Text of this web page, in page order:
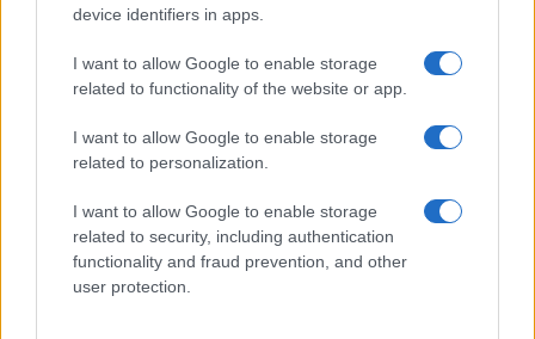
device identifiers in apps.
I want to allow Google to enable storage
related to functionality of the website or app.
I want to allow Google to enable storage
related to personalization.
I want to allow Google to enable storage
related to security, including authentication
functionality and fraud prevention, and other
user protection.
Koncert skupine Delta Riff na
Festivalu SHOTS prestavljen na
Avgust v Kinu Kulturnega doma
premiere, napete zgodbe in
počitniški kino
Obvestila
Izklop elektrike: 426. Nadzorništvo Vuzenica - Območje Sv.